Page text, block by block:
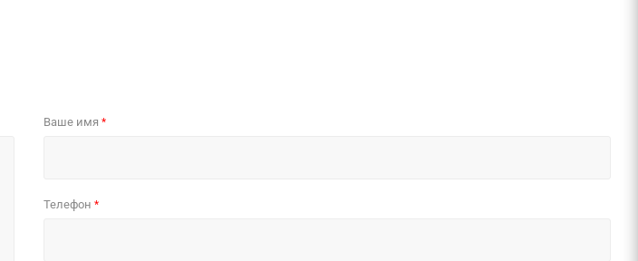
Ваше имя *
Телефон *